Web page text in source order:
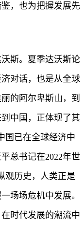
，也为把握发展先
斯。夏季达沃斯论
对话，也是从全球
的阿尔卑斯山，到
中国，正体现了其
国已在全球经济中
总书记在2022年世
观历史，人类正是
场场危机中发展。
时代发展的潮流中